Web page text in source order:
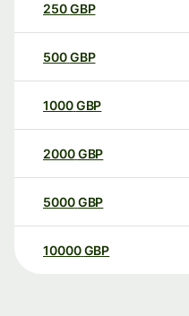
250GBP
500GBP
1000GBP
2000GBP
5000GBP
10000 GBP